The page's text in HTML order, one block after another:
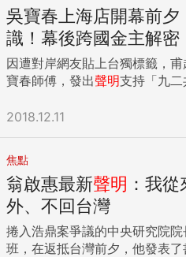
吳寶春上海店開幕前夕
識！幕後跨國金主解密
因遭對岸網友貼上台獨標籤，
寶春師傅，發出聲明支持「九二
2018.12.11
焦點
翁啟惠最新聲明 ：我
外、不回台灣
捲入浩鼎案爭議的中央研究院
班，在返抵台灣前夕，他發表了